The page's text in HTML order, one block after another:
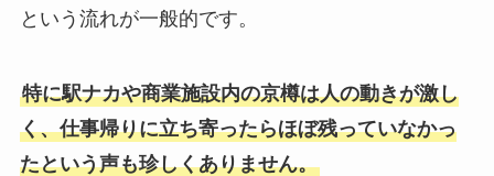
という流れが一般的です。
特に駅ナカや商業施設内の京樽は人の動きが激し
く、仕事帰りに立ち寄ったらほぼ残っていなかっ
たという声も珍しくありません。